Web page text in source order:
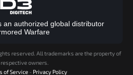
an authorized global distributor
Warfare
reserved. All trademarks are the property of
owners.
of Service - Privacy Policy